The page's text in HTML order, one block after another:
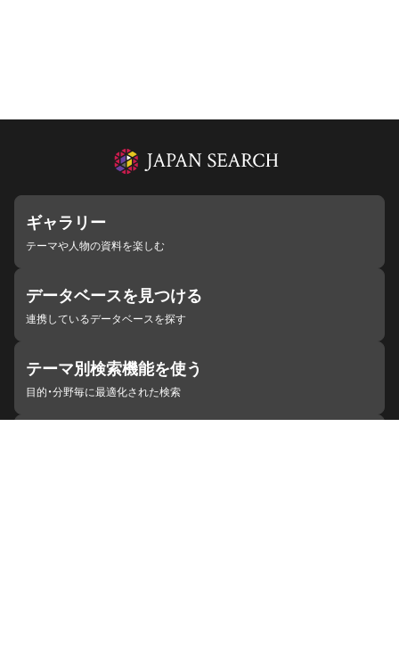
ギャラリー
テーマや人物の資料を楽しむ
データベースを見つける
連携しているデータベースを探す
テーマ別検索機能を使う
目的・分野毎に最適化された検索